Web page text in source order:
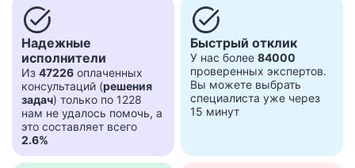
task_alt
Надежные
исполнители
Из 47226 оплаченных
консультаций (решения
задач) только по 1228
нам не удалось помочь, а
это составляет всего
2.6%
task_alt
Быстрый отклик
У нас более 84000
проверенных экспертов.
Вы можете выбрать
специалиста уже через
15 минут